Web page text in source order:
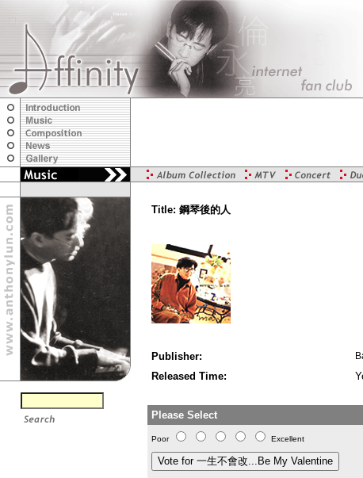
Title: 鋼琴後的人
Publisher:
Released Time:
Please Select
Poor Excellent